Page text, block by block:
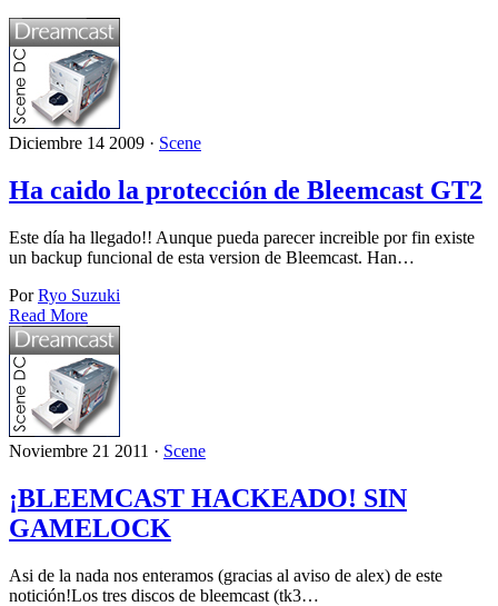
Diciembre 14 2009 · Scene
Ha caido la protección de Bleemcast GT2
Este día ha llegado!! Aunque pueda parecer increible por fin existe
un backup funcional de esta version de Bleemcast. Han…
PorRyo Suzuki
Read More
Noviembre 21 2011 · Scene
¡BLEEMCAST HACKEADO! SIN
GAMELOCK
Asi de la nada nos enteramos (gracias al aviso de alex) de este
notición!Los tres discos de bleemcast (tk3…